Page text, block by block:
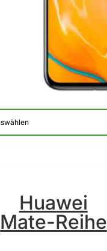
Huawei
Mate-Reihe